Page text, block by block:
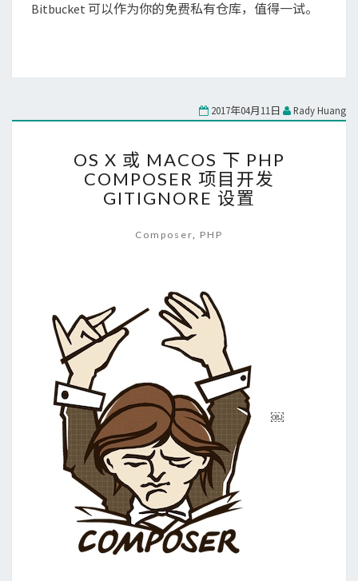
Bitbucket 可以作为你的免费私有仓库，值得一试。
2017年04月11日 Rady Huang
X
或
MACOS
PHP
开
发
GITIGNORE
设
OS X 或 MACOS 下 PHP
COMPOSER 项目开发
GITIGNORE 设置
Composer PHP
￼